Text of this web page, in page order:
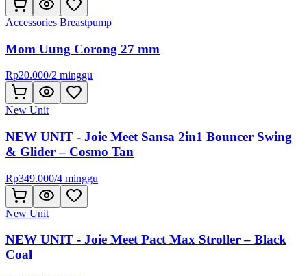
Accessories Breastpump
Mom Uung Corong 27 mm
Rp20.000/2 minggu
New Unit
NEW UNIT - Joie Meet Sansa 2in1 Bouncer Swing
& Glider – Cosmo Tan
Rp349.000/4 minggu
New Unit
NEW UNIT - Joie Meet Pact Max Stroller – Black
Coal